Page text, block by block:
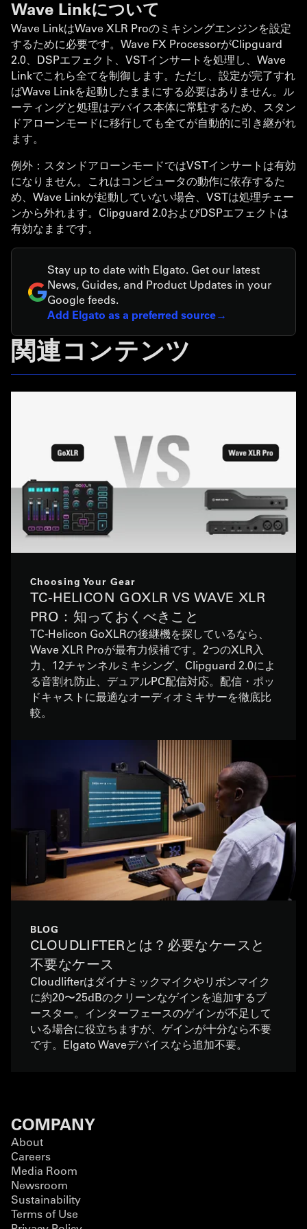
Wave Linkについて
Wave LinkはWave XLR Proのミキシングエンジンを設定
するために必要です。Wave FX ProcessorがClipguard
2.0、DSPエフェクト、VSTインサートを処理し、Wave
Linkでこれら全てを制御します。ただし、設定が完了すれ
ばWave Linkを起動したままにする必要はありません。ル
ーティングと処理はデバイス本体に常駐するため、スタン
ドアローンモードに移行しても全てが自動的に引き継がれ
ます。
例外：スタンドアローンモードではVSTインサートは有効
になりません。これはコンピュータの動作に依存するた
め、Wave Linkが起動していない場合、VSTは処理チェー
ンから外れます。Clipguard 2.0およびDSPエフェクトは
有効なままです。
Stay up to date with Elgato. Get our latest
News, Guides, and Product Updates in your
Google feeds.
Add Elgato as a preferred source
関連コンテンツ
Choosing Your Gear
TC-HELICON GOXLR VS WAVE XLR
PRO：知っておくべきこと
TC-Helicon GoXLRの後継機を探しているなら、
Wave XLR Proが最有力候補です。2つのXLR入
力、12チャンネルミキシング、Clipguard 2.0によ
る音割れ防止、デュアルPC配信対応。配信・ポッ
ドキャストに最適なオーディオミキサーを徹底比
較。
BLOG
CLOUDLIFTERとは？必要なケースと
不要なケース
Cloudlifterはダイナミックマイクやリボンマイク
に約20〜25dBのクリーンなゲインを追加するブ
ースター。インターフェースのゲインが不足して
いる場合に役立ちますが、ゲインが十分なら不要
です。Elgato Waveデバイスなら追加不要。
COMPANY
About
Careers
Media Room
Newsroom
Sustainability
Terms of Use